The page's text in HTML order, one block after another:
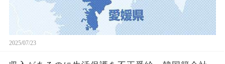
2025/07/23